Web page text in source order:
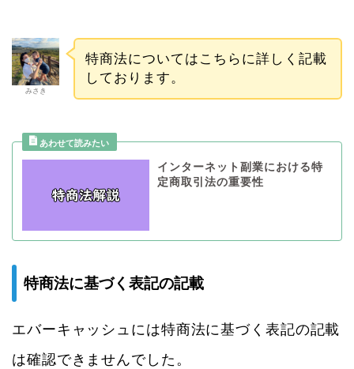
みさき
特商法についてはこちらに詳しく記載
しております。
インターネット副業における特
定商取引法の重要性
特商法に基づく表記の記載
エバーキャッシュには特商法に基づく表記の記載
は確認できませんでした。